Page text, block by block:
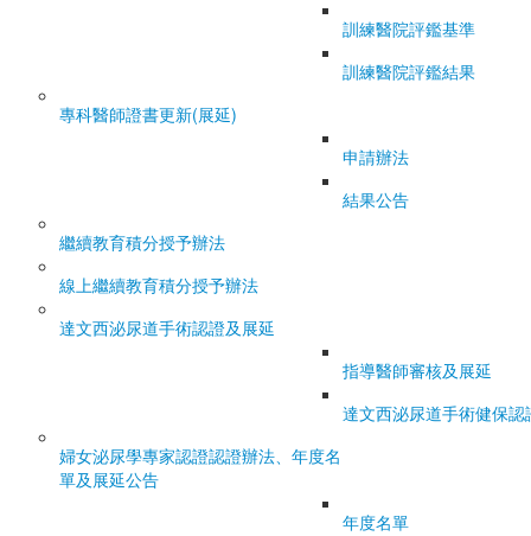
訓練醫院評鑑基準
訓練醫院評鑑結果
專科醫師證書更新(展延)
申請辦法
結果公告
繼續教育積分授予辦法
線上繼續教育積分授予辦法
達文西泌尿道手術認證及展延
指導醫師審核及展延
達文西泌尿道手術健保認
婦女泌尿學專家認證認證辦法、年度名
單及展延公告
年度名單